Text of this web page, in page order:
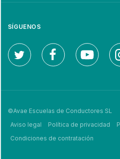
SÍGUENOS
©Avae Escuelas de Conductores SL
Aviso legal
Política de privacidad
Condiciones de contratación